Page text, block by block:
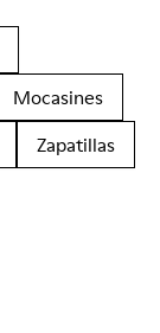
Mocasines
Zapatillas